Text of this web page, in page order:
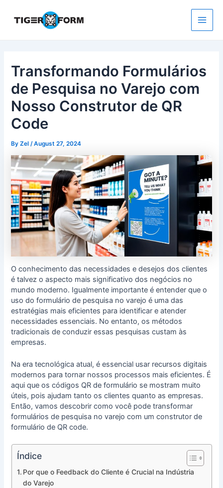
content
Main
Transformando Formulários
de Pesquisa no Varejo com
Nosso Construtor de QR
Code
ByZel/August 27, 2024
O conhecimento das necessidades e desejos dos clientes
é talvez o aspecto mais significativo dos negócios no
mundo moderno. Igualmente importante é entender que o
uso do formulário de pesquisa no varejo é uma das
estratégias mais eficientes para identificar e atender
necessidades essenciais. No entanto, os métodos
tradicionais de conduzir essas pesquisas custam às
empresas.
Na era tecnológica atual, é essencial usar recursos digitais
modernos para tornar nossos processos mais eficientes. É
aqui que os códigos QR de formulário se mostram muito
úteis, pois ajudam tanto os clientes quanto as empresas.
Então, vamos descobrir como você pode transformar
formulários de pesquisa no varejo com um construtor de
formulário de QR code.
Índice
Por que o Feedback do Cliente é Crucial na Indústria
do Varejo